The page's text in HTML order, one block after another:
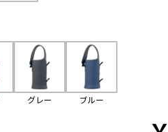
グレー ブルー